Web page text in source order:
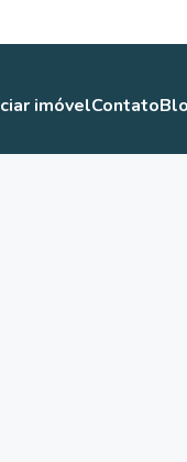
imóvelContato